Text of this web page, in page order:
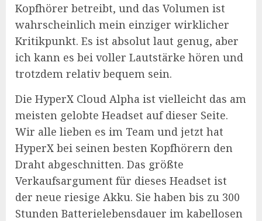
Kopfhörer betreibt, und das Volumen ist
wahrscheinlich mein einziger wirklicher
Kritikpunkt. Es ist absolut laut genug, aber
ich kann es bei voller Lautstärke hören und
trotzdem relativ bequem sein.
Die HyperX Cloud Alpha ist vielleicht das am
meisten gelobte Headset auf dieser Seite.
Wir alle lieben es im Team und jetzt hat
HyperX bei seinen besten Kopfhörern den
Draht abgeschnitten. Das größte
Verkaufsargument für dieses Headset ist
der neue riesige Akku. Sie haben bis zu 300
Stunden Batterielebensdauer im kabellosen